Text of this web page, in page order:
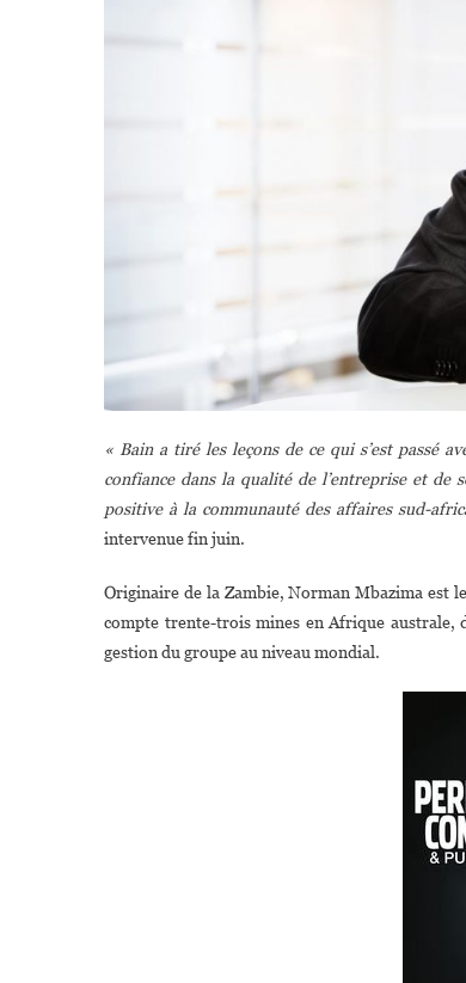
« Bain a tiré les leçons de ce qui s’est passé
confiance dans la qualité de l’entreprise et
positive à la communauté des affaires sud-
intervenue fin juin.
Originaire de la Zambie, Norman Mbazima est
compte trente-trois mines en Afrique australe,
gestion du groupe au niveau mondial.